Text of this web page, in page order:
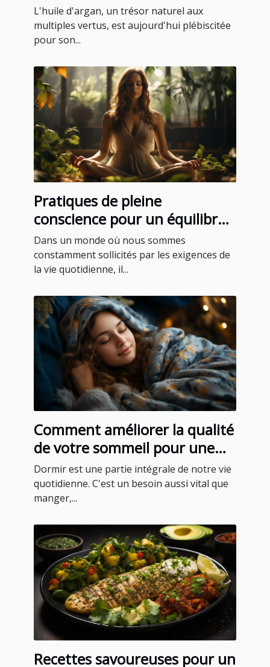
L'huile d'argan, un trésor naturel aux
multiples vertus, est aujourd'hui plébiscitée
pour son...
Pratiques de pleine
conscience pour un équilibre
quotidien
Dans un monde où nous sommes
constamment sollicités par les exigences de
la vie quotidienne, il...
Comment améliorer la qualité
de votre sommeil pour une
meilleure santé
Dormir est une partie intégrale de notre vie
quotidienne. C'est un besoin aussi vital que
manger,...
Recettes savoureuses pour un